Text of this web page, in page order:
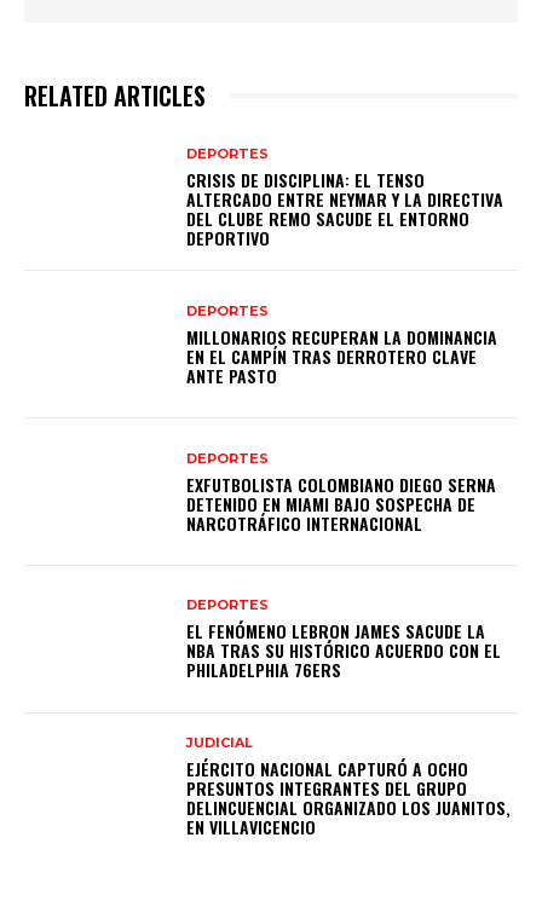
RELATED ARTICLES
DEPORTES
CRISIS DE DISCIPLINA: EL TENSO
ALTERCADO ENTRE NEYMAR Y LA DIRECTIVA
DEL CLUBE REMO SACUDE EL ENTORNO
DEPORTIVO
DEPORTES
MILLONARIOS RECUPERAN LA DOMINANCIA
EN EL CAMPÍN TRAS DERROTERO CLAVE
ANTE PASTO
DEPORTES
EXFUTBOLISTA COLOMBIANO DIEGO SERNA
DETENIDO EN MIAMI BAJO SOSPECHA DE
NARCOTRÁFICO INTERNACIONAL
DEPORTES
EL FENÓMENO LEBRON JAMES SACUDE LA
NBA TRAS SU HISTÓRICO ACUERDO CON EL
PHILADELPHIA 76ERS
JUDICIAL
EJÉRCITO NACIONAL CAPTURÓ A OCHO
PRESUNTOS INTEGRANTES DEL GRUPO
DELINCUENCIAL ORGANIZADO LOS JUANITOS,
EN VILLAVICENCIO